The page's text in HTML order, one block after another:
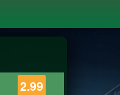
2.99